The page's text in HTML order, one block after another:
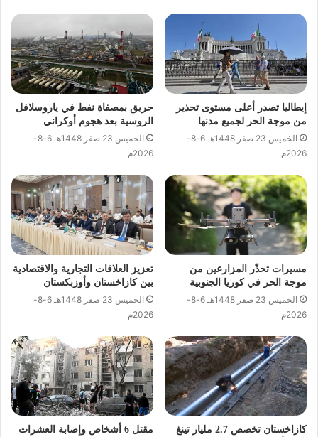
إيطاليا تصدر أعلى مستوى تحذير
من موجة الحر لجميع مدنها
الخميس 23 صفر 1448هـ 6-8-
2026م
حريق بمصفاة نفط في ياروسلافل
الروسية بعد هجوم أوكراني
الخميس 23 صفر 1448هـ 6-8-
2026م
مسيرات تحذّر المزارعين من
موجة الحر في كوريا الجنوبية
الخميس 23 صفر 1448هـ 6-8-
2026م
تعزيز العلاقات التجارية والاقتصادية
بين كازاخستان وأوزبكستان
الخميس 23 صفر 1448هـ 6-8-
2026م
كازاخستان تخصص 2.7 مليار تينغ مقتل 6 أشخاص وإصابة العشرات